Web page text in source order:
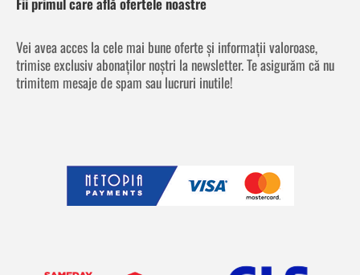
Vei avea acces la cele mai bune oferte și informații valoroase,
trimise exclusiv abonaților noștri la newsletter. Te asigurăm că nu
trimitem mesaje de spam sau lucruri inutile!